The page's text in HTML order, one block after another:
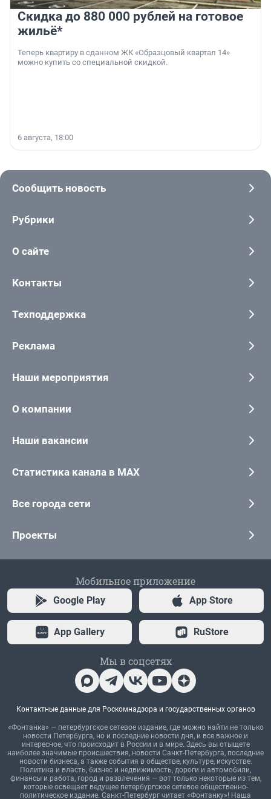
Скидка до 880 000 рублей на готовое
жильё*
Теперь квартиру в сданном ЖК «Образцовый квартал 14»
можно купить со специальной скидкой.
6 августа, 18:00
Сообщить новость
Рубрики
О сайте
Контакты
Техподдержка
Реклама
Наши мероприятия
О компании
Наши вакансии
Статистика канала в MAX
Все города сети
Проекты
Мобильное приложение
Google Play App Store
App Gallery RuStore
Мы в соцсетях
Контактные данные для Роскомнадзора и государственных органов
«Фонтанка» — петербургское сетевое издание, где можно найти не только
новости Петербурга, но и последние новости дня, и все важное и
интересное, что происходит в России и в мире. Здесь вы отыщете
наиболее значимые происшествия, новости Санкт-Петербурга, последние
новости бизнеса, а также события в обществе, культуре, искусстве.
Политика и власть, бизнес и недвижимость, дороги и автомобили,
финансы и работа, город и развлечения — вот только некоторые из тем,
которые освещает ведущее петербургское сетевое общественно-
политическое издание. Санкт-Петербург читает «Фонтанку»! Наша